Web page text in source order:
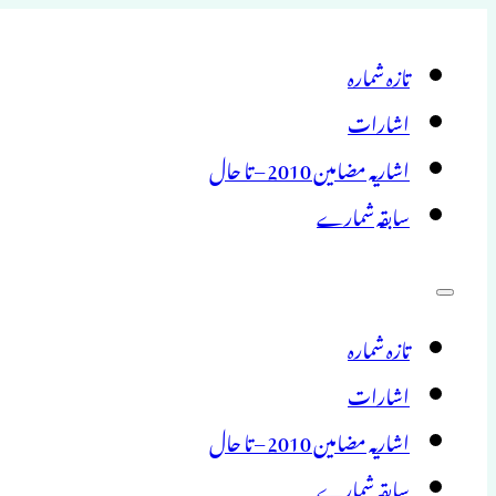
تازہ شمارہ
اشارات
اشاریہ مضامین 2010 – تا حال
سابقہ شمارے
تازہ شمارہ
اشارات
اشاریہ مضامین 2010 – تا حال
سابقہ شمارے